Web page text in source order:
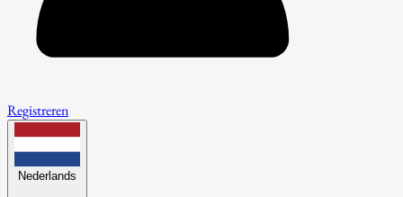
Registreren
Nederlands